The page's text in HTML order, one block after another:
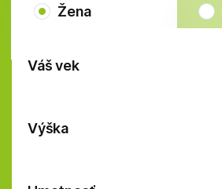
Žena
Váš vek
Výška